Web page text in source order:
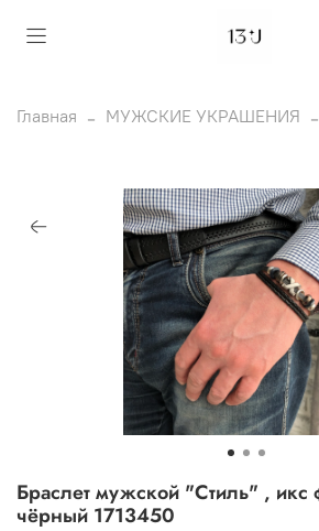
Главная МУЖСКИЕ УКРАШЕНИЯ
Браслет мужской "Стиль" , икс
чёрный 1713450